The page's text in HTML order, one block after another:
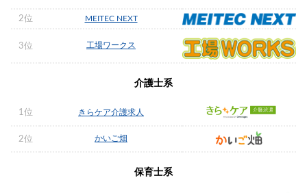
2位 MEITEC NEXT
3位 工場ワークス
介護士系
1位 きらケア介護求人
2位 かいご畑
保育士系